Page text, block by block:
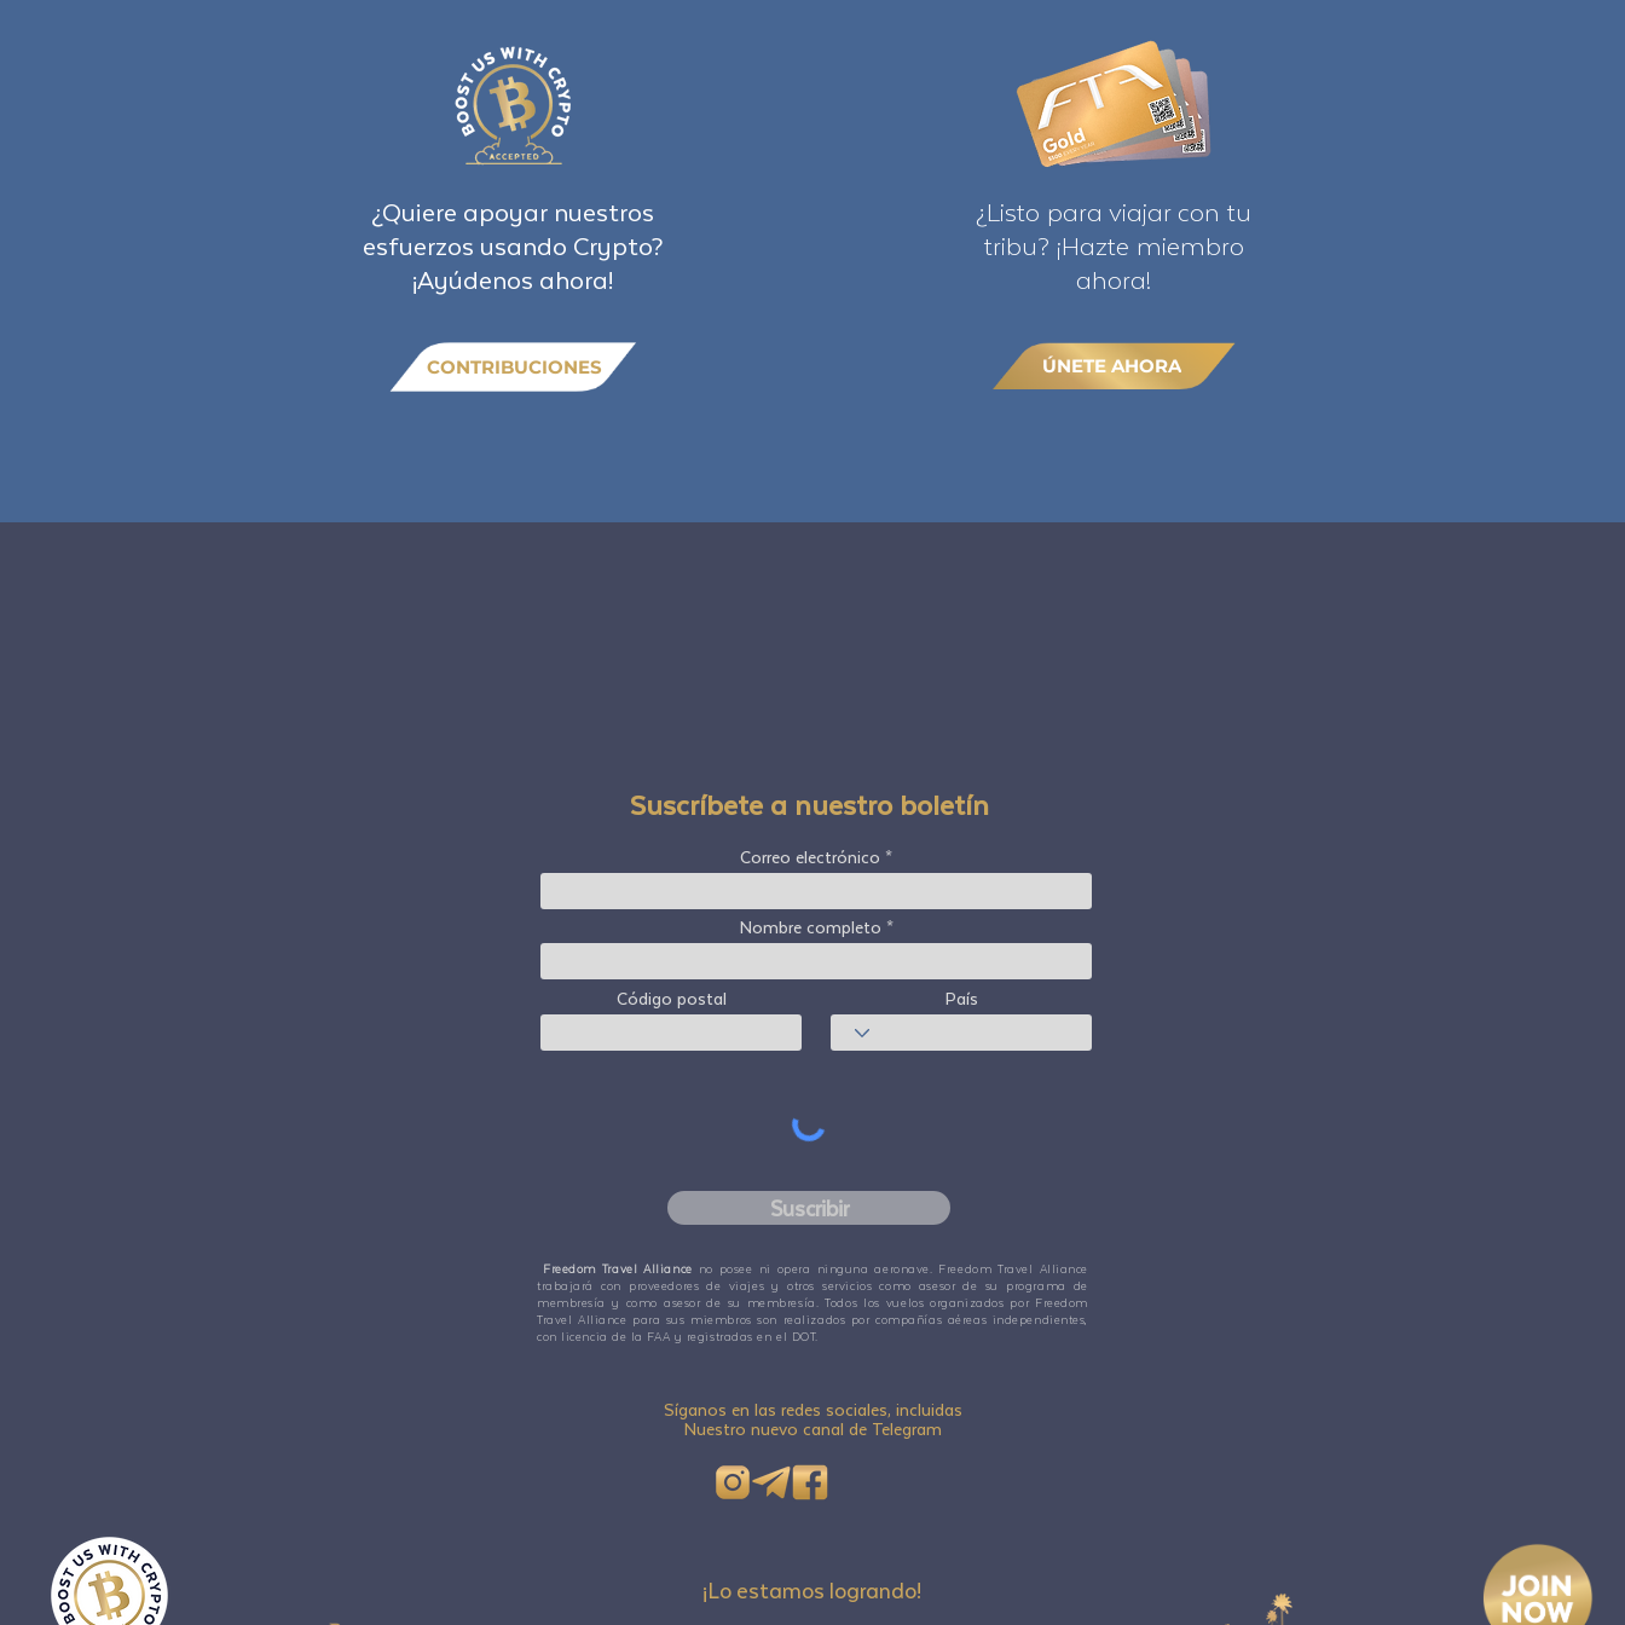
¿Quiere apoyar nuestros
esfuerzos usando Crypto?
¡Ayúdenos ahora!
CONTRIBUCIONES
¿Listo para viajar con tu
tribu? ¡Hazte miembro
ahora!
ÚNETE AHORA
Suscríbete a nuestro boletín
Correo electrónico
Nombre completo
Código postal País
Suscribir
Freedom Travel Alliance no posee ni opera ninguna aeronave. Freedom Travel Alliance
trabajará con proveedores de viajes y otros servicios como asesor de su programa de
membresía y como asesor de su membresía. Todos los vuelos organizados por Freedom
Travel Alliance para sus miembros son realizados por compañías aéreas independientes,
con licencia de la FAA y registradas en el DOT.
Síganos en las redes sociales, incluidas
Nuestro nuevo canal de Telegram
¡Lo estamos logrando!